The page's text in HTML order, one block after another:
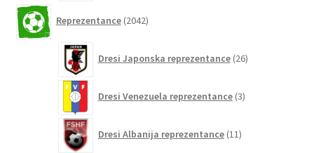
Reprezentance 2042izdelkov
Dresi Japonska reprezentance 26izdelkov
Dresi Venezuela reprezentance 3izdelki
Dresi Albanija reprezentance 11izdelkov